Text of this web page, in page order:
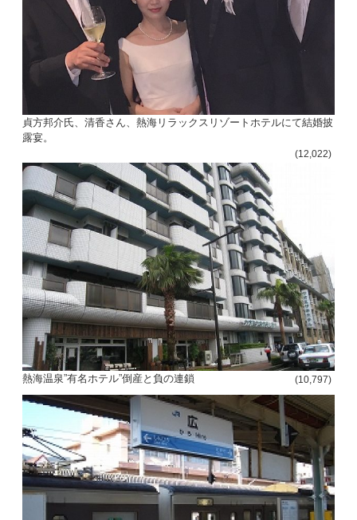
貞方邦介氏、清香さん、熱海リラックスリゾートホテルにて結婚披
露宴。
(12,022)
熱海温泉”有名ホテル”倒産と負の連鎖 (10,797)